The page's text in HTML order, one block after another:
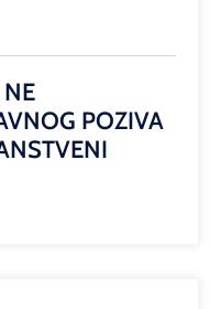
NE
POZIVA